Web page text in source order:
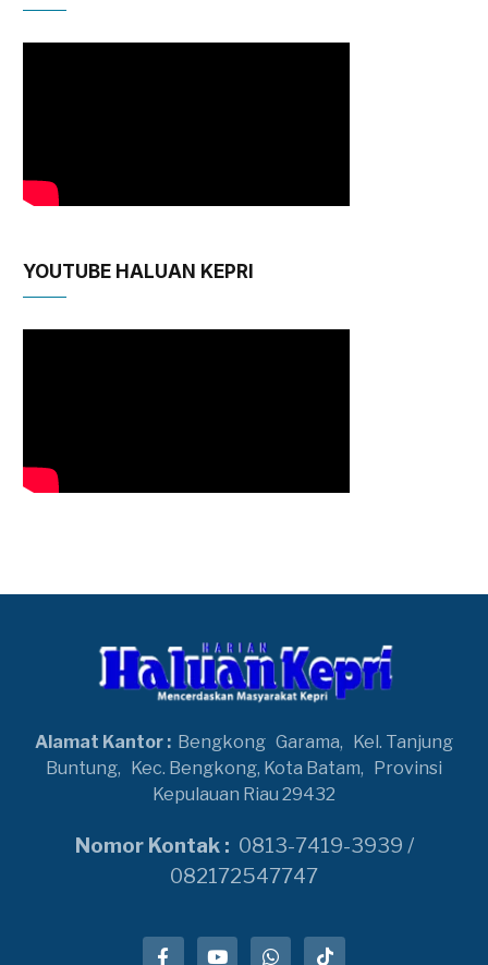
YOUTUBE HALUAN KEPRI
Alamat Kantor : Bengkong Garama, Kel. Tanjung
Buntung, Kec. Bengkong, Kota Batam, Provinsi
Kepulauan Riau 29432
Nomor Kontak : 0813-7419-3939 /
082172547747